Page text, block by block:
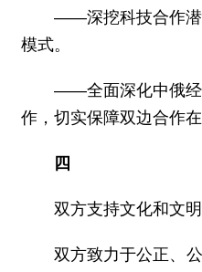
——深挖科技合作潜
模式。
——全面深化中俄经
作，切实保障双边合作
四
双方支持文化和文
双方致力于公正、